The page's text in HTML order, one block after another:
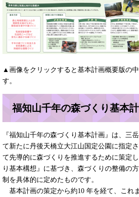
▲画像をクリックすると基本計画概要版の
す。
福知山千年の森づくり基本
『福知山千年の森づくり基本計画』は、三
て新たに丹後天橋立大江山国定公園に指定
て先導的に森づくりを推進するために策定
り基本構想』に基づき、森づくりの整備の
制を具体的に定めたものです。
基本計画の策定から約10 年を経て、これ